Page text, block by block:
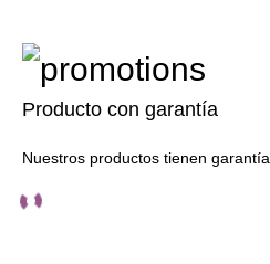
Producto con garantía
Nuestros productos tienen garantía